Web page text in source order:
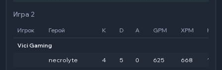
Игра 2
Игрок Герой K D A GPM XPM HD
Vici Gaming
necrolyte
4 5 0 625 668